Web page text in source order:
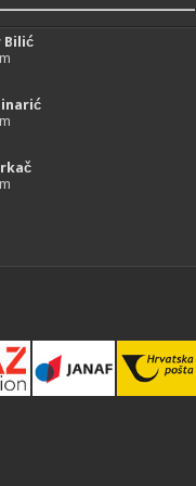
Bilić